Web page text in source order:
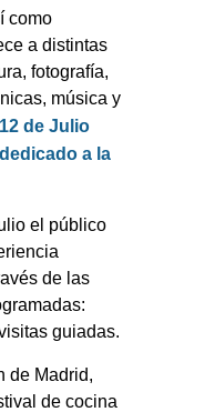
como
a distintas
fotografía,
música y
de Julio
a la
el público
de las
guiadas.
de Madrid,
de cocina